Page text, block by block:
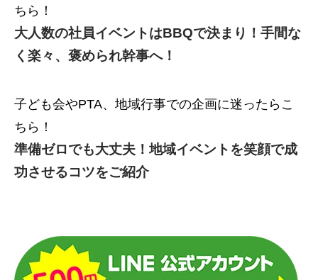
ちら！
大人数の社員イベントはBBQで決まり！手間な
く楽々、褒められ幹事へ！
子ども会やPTA、地域行事での企画に迷ったらこ
ちら！
準備ゼロでも大丈夫！地域イベントを笑顔で成
功させるコツをご紹介